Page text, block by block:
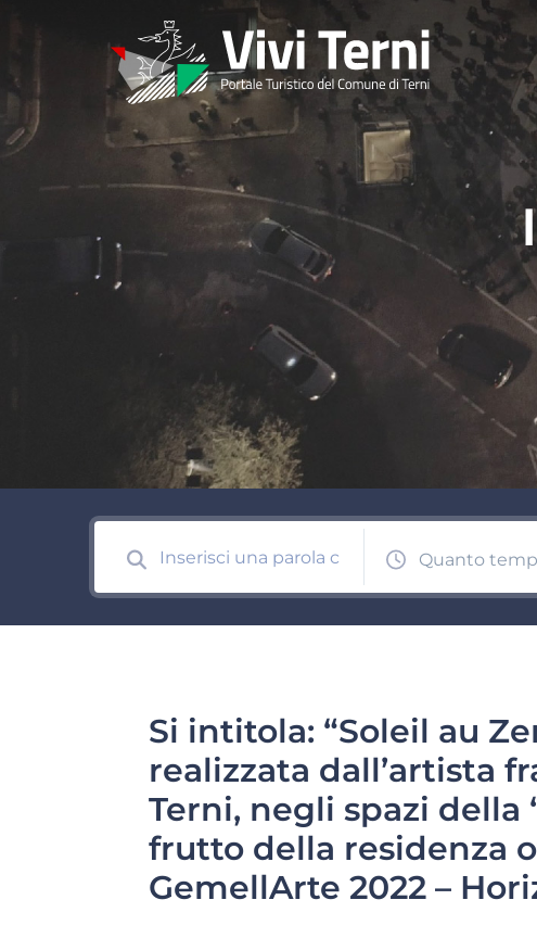
Quanto
Si intitola: “Soleil au
realizzata dall’artista
Terni, negli spazi della
frutto della residenza
GemellArte 2022 –